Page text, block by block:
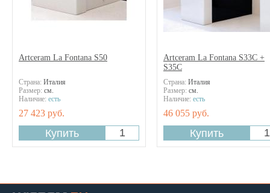
Artceram La Fontana S50
Страна: Италия
Размер: см.
Наличие: есть
27 423 руб.
Artceram La Fontana S33C +
S35C
Страна: Италия
Размер: см.
Наличие: есть
46 055 руб.